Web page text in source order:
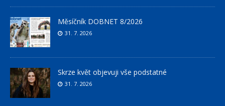
Měsíčník DOBNET 8/2026
31. 7. 2026
Skrze květ objevuji vše podstatné
31. 7. 2026